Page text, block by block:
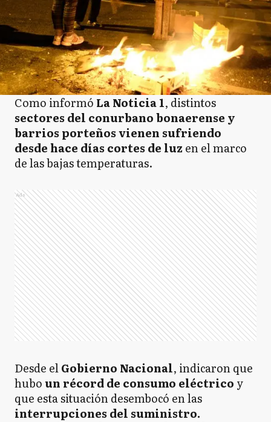
Como informó La Noticia 1, distintos
sectores del conurbano bonaerense y
barrios porteños vienen sufriendo
desde hace días cortes de luz en el marco
de las bajas temperaturas.
Ads
Desde elGobierno Nacional, indicaron que
huboun récord de consumo eléctrico y
que esta situación desembocó en las
interrupciones del suministro.